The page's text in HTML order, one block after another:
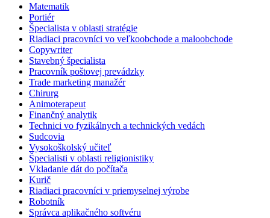
Matematik
Portiér
Špecialista v oblasti stratégie
Riadiaci pracovníci vo veľkoobchode a maloobchode
Copywriter
Stavebný špecialista
Pracovník poštovej prevádzky
Trade marketing manažér
Chirurg
Animoterapeut
Finančný analytik
Technici vo fyzikálnych a technických vedách
Sudcovia
Vysokoškolský učiteľ
Špecialisti v oblasti religionistiky
Vkladanie dát do počítača
Kurič
Riadiaci pracovníci v priemyselnej výrobe
Robotník
Správca aplikačného softvéru